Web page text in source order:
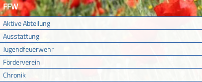
FFW
Aktive Abteilung
Ausstattung
Jugendfeuerwehr
Förderverein
Chronik